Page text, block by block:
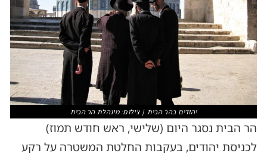
יהודים בהר הבית | צילום: מינהלת הר הבית
הר הבית נסגר היום (שלישי, ראש חודש תמוז)
לכניסת יהודים, בעקבות החלטת המשטרה על רקע